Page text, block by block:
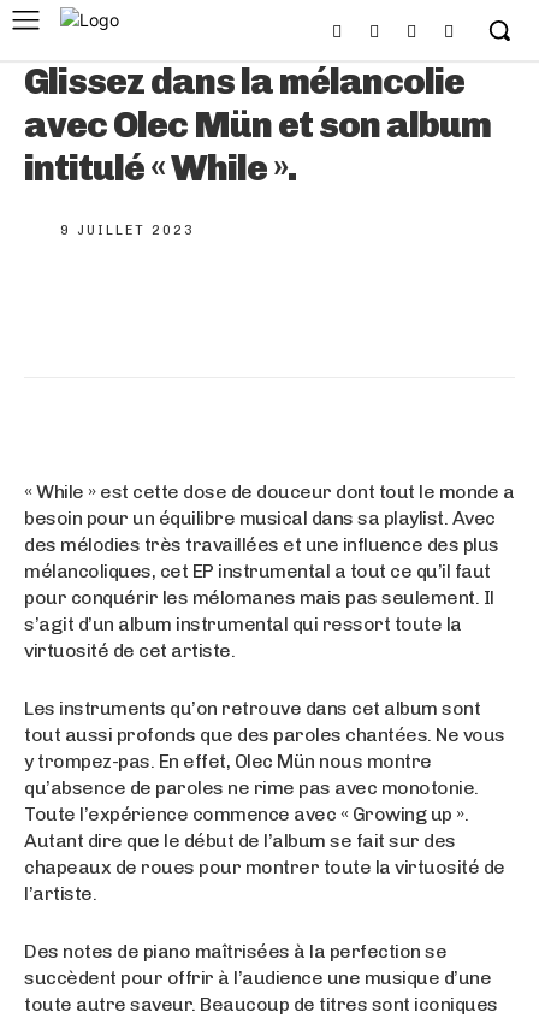
Glissez dans la mélancolie
avec Olec Mün et son album
intitulé « While ».
9 JUILLET 2023
« While » est cette dose de douceur dont tout le monde a
besoin pour un équilibre musical dans sa playlist. Avec
des mélodies très travaillées et une influence des plus
mélancoliques, cet EP instrumental a tout ce qu’il faut
pour conquérir les mélomanes mais pas seulement. Il
s’agit d’un album instrumental qui ressort toute la
virtuosité de cet artiste.
Les instruments qu’on retrouve dans cet album sont
tout aussi profonds que des paroles chantées. Ne vous
y trompez-pas. En effet, Olec Mün nous montre
qu’absence de paroles ne rime pas avec monotonie.
Toute l’expérience commence avec « Growing up ».
Autant dire que le début de l’album se fait sur des
chapeaux de roues pour montrer toute la virtuosité de
l’artiste.
Des notes de piano maîtrisées à la perfection se
succèdent pour offrir à l’audience une musique d’une
toute autre saveur. Beaucoup de titres sont iconiques